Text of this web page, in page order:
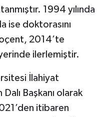
1994 yılında
ise doktorasını
2014’te
ilerlemiştir.
İlahiyat
Başkanı olarak
itibaren